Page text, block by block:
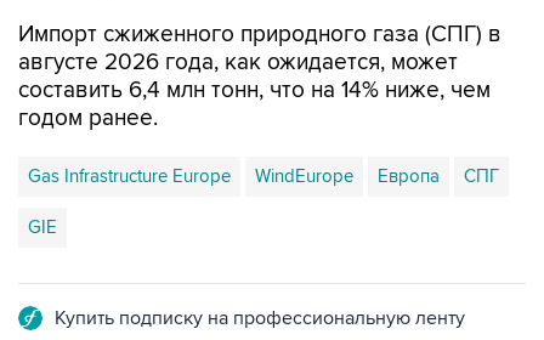
Импорт сжиженного природного газа (СПГ) в
августе 2026 года, как ожидается, может
составить 6,4 млн тонн, что на 14% ниже, чем
годом ранее.
Gas Infrastructure Europe WindEurope Европа СПГ
GIE
Купить подписку на профессиональную ленту